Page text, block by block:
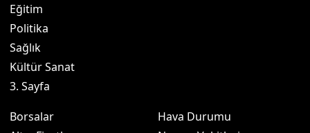
Eğitim
Politika
Sağlık
Kültür Sanat
3. Sayfa
Borsalar
Hava Durumu